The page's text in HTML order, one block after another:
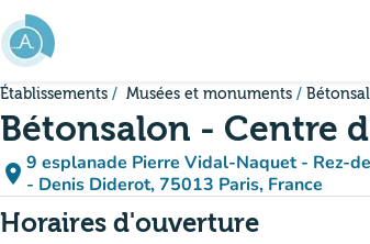
Aller au contenu principal
Établissements Musées et monuments
Bétonsalon - Centre
place 9 esplanade Pierre Vidal-Naquet - Rez-
- Denis Diderot, 75013 Paris, France
Horaires d'ouverture